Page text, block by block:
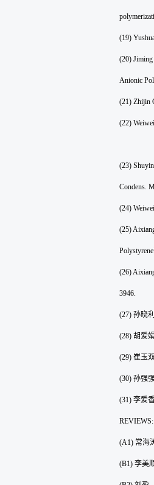
(19)
(20)
Anionic
(21) Zhijin
(22)
(23)
Condens.
(24)
(25)
(26)
3946.
(27) 孙晓
(28) 胡爱
(29) 崔玉
(30) 孙强
(31) 李爱
REVIEWS:
(A1) 常海
(B1) 李美